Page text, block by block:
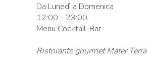
Da Lunedì a Domenica
12:00 - 23:00
Menu Cocktail-Bar
Ristorante gourmet Mater